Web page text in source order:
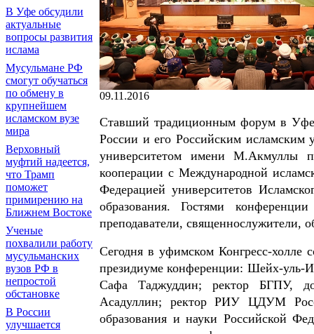
В Уфе обсудили
актуальные
вопросы развития
ислама
Мусульмане РФ
смогут обучаться
по обмену в
крупнейшем
исламском вузе
мира
Верховный
муфтий надеется,
что Трамп
поможет
примирению на
Ближнем Востоке
Ученые
похвалили работу
мусульманских
вузов РФ в
непростой
обстановке
В России
улучшается
09.11.2016
Ставший традиционным форум в Уфе
России и его Российским исламским
университетом имени М.Акмуллы
кооперации с Международной
Федерацией университетов
образования. Гостями
преподаватели, священнослужители,
Сегодня в уфимском Конгресс-холле
президиуме конференции: Шейх-уль-
Сафа Таджуддин; ректор БГПУ,
Асадуллин; ректор РИУ ЦДУМ
образования и науки Российской